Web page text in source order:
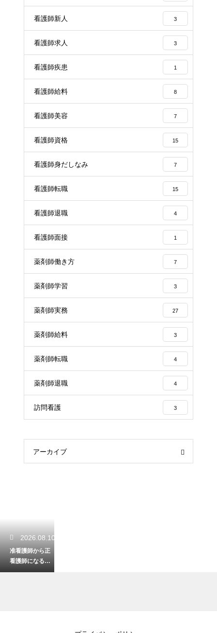
看護師新人 3
看護師求人 3
看護師疾患 1
看護師給料 8
看護師美容 7
看護師資格 15
看護師身だしなみ 7
看護師転職 15
看護師退職 4
看護師面接 1
薬剤師働き方 7
薬剤師学習 3
薬剤師実務 27
薬剤師給料 3
薬剤師転職 4
薬剤師退職 4
訪問看護 3
アーカイブ
2026.08.10
准看護師から正
看護師になるに
は？資格取得の